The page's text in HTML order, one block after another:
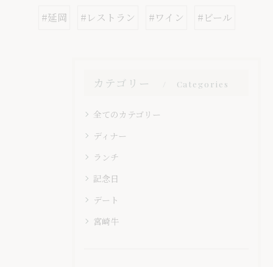
#延岡 #レストラン #ワイン #ビール
カテゴリー Categories
全てのカテゴリー
ディナー
ランチ
記念日
デート
宮崎牛